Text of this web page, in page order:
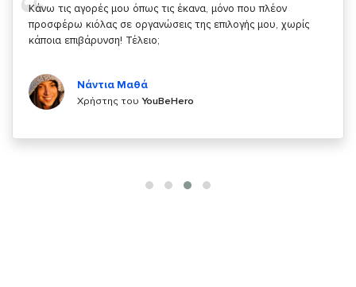
Σας ευχαριστώ που μας δίνετε την δυνατότητα να κάνουμε
κάτι!
Χρήστης τουYouBeHero